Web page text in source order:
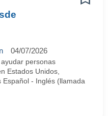
04/07/2026
personas
Estados Unidos,
- Inglés (llamada